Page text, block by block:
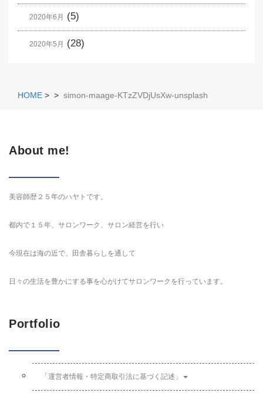
2020年6月 (5)
2020年5月 (28)
HOME > > simon-maage-KTzZVDjUsXw-unsplash
About me!
美容師歴２５年のハヤトです。
都内で１５年、サロンワーク、サロン経営を行い
今現在は海の近で、田舎暮らしを通して
日々の生活を豊かにする事を心がけてサロンワークを行っています。
Portfolio
「運営者情報・特定商取引法に基づく記述」